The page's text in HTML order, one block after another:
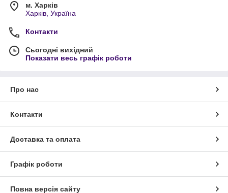
м. Харків
Харків, Україна
Контакти
Сьогодні вихідний
Показати весь графік роботи
Про нас
Контакти
Доставка та оплата
Графік роботи
Повна версія сайту